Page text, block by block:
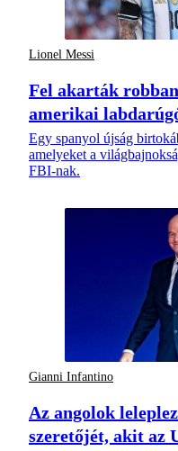
Lionel Messi
Fel akarták
amerikai
Egy spanyol újság
amelyeket a
FBI-nak.
Gianni Infantino
Az angolok
szeretőjét, akit az